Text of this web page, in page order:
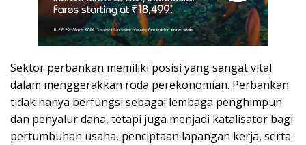
Sektor perbankan memiliki posisi yang sangat vital
dalam menggerakkan roda perekonomian. Perbankan
tidak hanya berfungsi sebagai lembaga penghimpun
dan penyalur dana, tetapi juga menjadi katalisator bagi
pertumbuhan usaha, penciptaan lapangan kerja, serta